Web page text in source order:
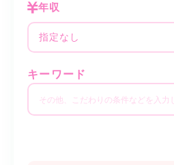
年収
指定なし
キーワード